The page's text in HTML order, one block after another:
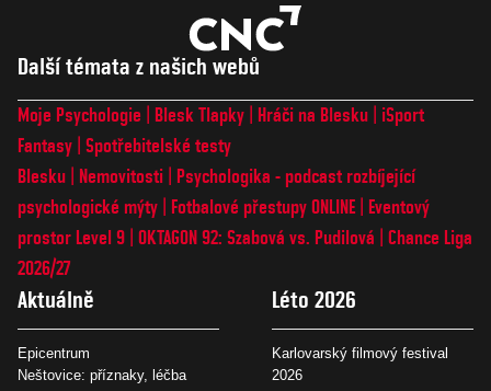
Další témata z našich webů
Moje Psychologie Blesk Tlapky Hráči na Blesku
iSport
Fantasy Spotřebitelské testy
Blesku
Nemovitosti
Psychologika - podcast rozbíjející
psychologické mýty
Fotbalové přestupy ONLINE
Eventový
prostor Level 9 OKTAGON 92: Szabová vs. Pudilová
Chance Liga
2026/27
Aktuálně
Epicentrum
Neštovice: příznaky, léčba
Léto 2026
Karlovarský filmový festival
2026